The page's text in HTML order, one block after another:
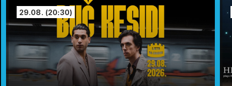
29.08. (20:30)